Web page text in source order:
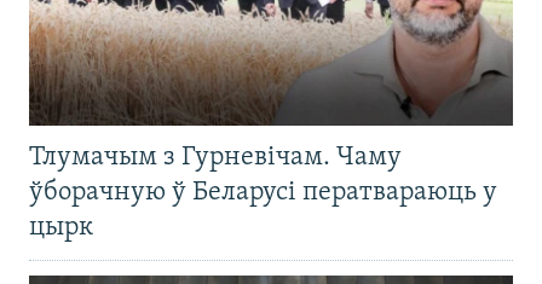
Тлумачым з Гурневічам. Чаму
ўборачную ў Беларусі ператвараюць у
цырк